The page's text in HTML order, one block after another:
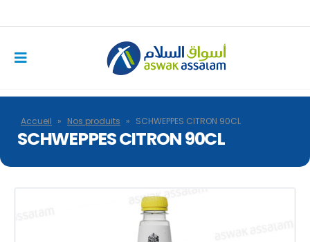
Accueil » Nos produits » SCHWEPPES CITRON 90CL
SCHWEPPES CITRON 90CL